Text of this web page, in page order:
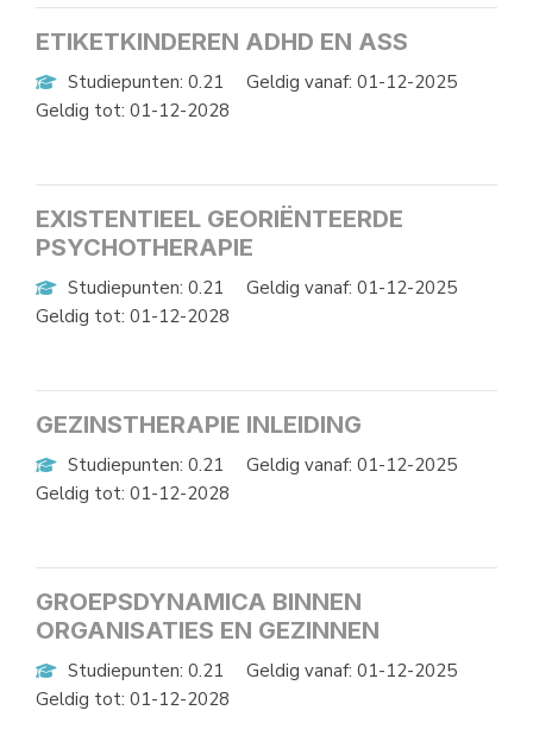
ETIKETKINDEREN ADHD EN ASS
Studiepunten: 0.21
Geldig vanaf: 01-12-2025
Geldig tot: 01-12-2028
EXISTENTIEEL GEORIËNTEERDE
PSYCHOTHERAPIE
Studiepunten: 0.21
Geldig vanaf: 01-12-2025
Geldig tot: 01-12-2028
GEZINSTHERAPIE INLEIDING
Studiepunten: 0.21
Geldig vanaf: 01-12-2025
Geldig tot: 01-12-2028
GROEPSDYNAMICA BINNEN
ORGANISATIES EN GEZINNEN
Studiepunten: 0.21
Geldig vanaf: 01-12-2025
Geldig tot: 01-12-2028